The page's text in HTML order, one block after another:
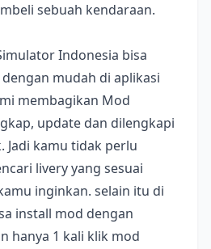
sebuah kendaraan.
Indonesia bisa
mudah di aplikasi
membagikan Mod
update dan dilengkapi
Jadi kamu tidak perlu
livery yang sesuai
inginkan. selain itu di
install mod dengan
hanya 1 kali klik mod